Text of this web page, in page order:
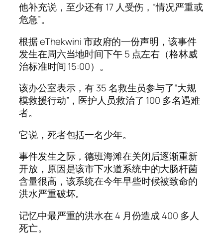
他补充说，至少还有 17 人受伤，“情况严重或
危急”。
根据 eThekwini 市政府的一份声明，该事件
发生在周六当地时间下午 5 点左右（格林威
治标准时间 15:00）。
该办公室表示，有 35 名救生员参与了“大规
模救援行动”，医护人员救治了 100 多名遇难
者。
它说，死者包括一名少年。
事件发生之际，德班海滩在关闭后逐渐重新
开放，原因是该市下水道系统中的大肠杆菌
含量很高，该系统在今年早些时候被致命的
洪水严重破坏。
记忆中最严重的洪水在 4 月份造成 400 多人
死亡。